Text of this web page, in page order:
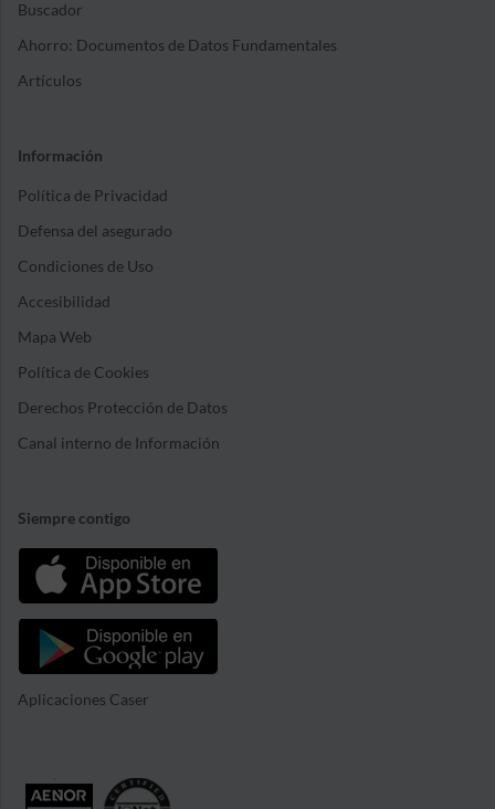
Buscador
Ahorro: Documentos de Datos Fundamentales
Artículos
Información
Política de Privacidad
Defensa del asegurado
Condiciones de Uso
Accesibilidad
Mapa Web
Política de Cookies
Derechos Protección de Datos
Canal interno de Información
Siempre contigo
Aplicaciones Caser